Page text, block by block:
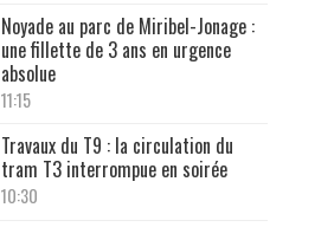
Noyade au parc de Miribel-Jonage :
une fillette de 3 ans en urgence
absolue
11:15
Travaux du T9 : la circulation du
tram T3 interrompue en soirée
10:30